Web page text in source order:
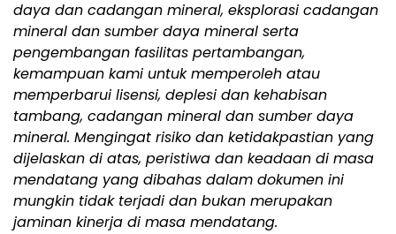
daya dan cadangan mineral, eksplorasi cadangan
mineral dan sumber daya mineral serta
pengembangan fasilitas pertambangan,
kemampuan kami untuk memperoleh atau
memperbarui lisensi, deplesi dan kehabisan
tambang, cadangan mineral dan sumber daya
mineral. Mengingat risiko dan ketidakpastian yang
dijelaskan di atas, peristiwa dan keadaan di masa
mendatang yang dibahas dalam dokumen ini
mungkin tidak terjadi dan bukan merupakan
jaminan kinerja di masa mendatang.